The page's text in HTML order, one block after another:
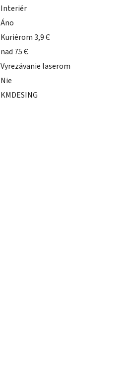
Interiér
Áno
Kuriérom 3,9 Є
nad 75 Є
Vyrezávanie laserom
Nie
KMDESING